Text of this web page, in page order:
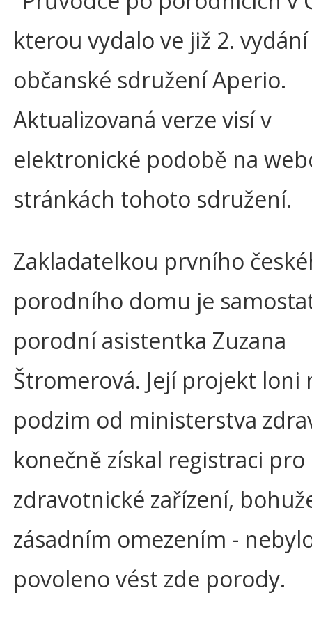
kterou vydalo ve již 2. vydání
občanské sdružení Aperio.
Aktualizovaná verze visí v
elektronické podobě na
stránkách tohoto sdružení.
Zakladatelkou prvního
porodního domu je
porodní asistentka Zuzana
Štromerová. Její projekt loni
podzim od ministerstva
konečně získal registraci pro
zdravotnické zařízení,
zásadním omezením -
povoleno vést zde porody.